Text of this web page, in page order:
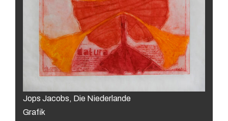
Jops Jacobs, Die Niederlande
Grafik